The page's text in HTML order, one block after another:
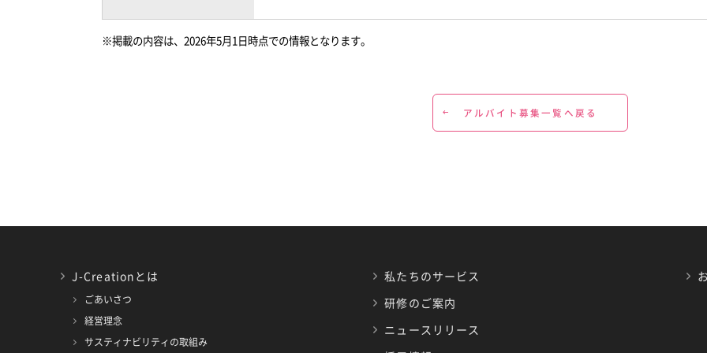
※掲載の内容は、2026年5月1日時点での情報となります。
アルバイト募集一覧へ戻る
J-Creationとは
ごあいさつ
経営理念
サスティナビリティの取組み
私たちのサービス
研修のご案内
ニュースリリース